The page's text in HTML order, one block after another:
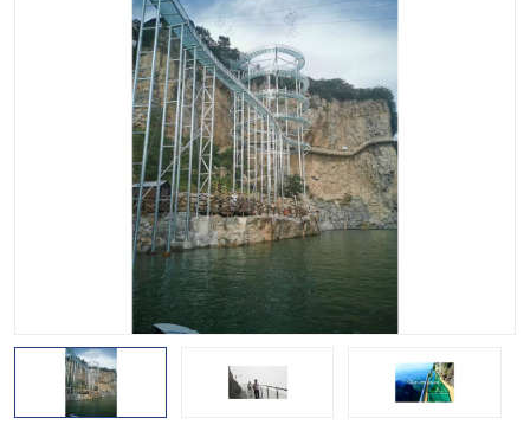
水上乐园设备
攀岩器材
空中自行车
玻璃滑道
网红桥
丛林穿越设备
音乐呐喊设备